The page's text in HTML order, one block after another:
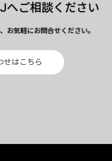
へご相談ください
お気軽にお問合せください。
せはこちら